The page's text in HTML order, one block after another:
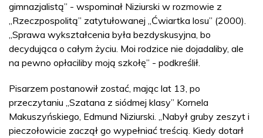
gimnazjalistą” - wspominał Niziurski w rozmowie z
„Rzeczpospolitą” zatytułowanej „Ćwiartka losu” (2000).
„Sprawa wykształcenia była bezdyskusyjna, bo
decydująca o całym życiu. Moi rodzice nie dojadaliby, ale
na pewno opłaciliby moją szkołę” - podkreślił.
Pisarzem postanowił zostać, mając lat 13, po
przeczytaniu „Szatana z siódmej klasy” Kornela
Makuszyńskiego, Edmund Niziurski. „Nabył gruby zeszyt i
pieczołowicie zaczął go wypełniać treścią. Kiedy dotarł